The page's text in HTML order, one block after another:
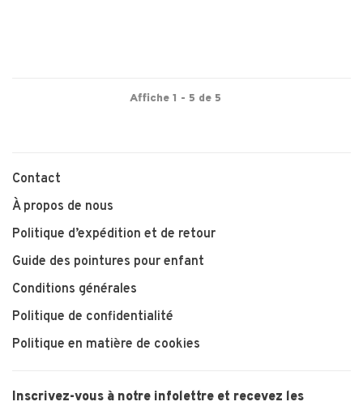
Affiche 1 - 5 de 5
Contact
À propos de nous
Politique d’expédition et de retour
Guide des pointures pour enfant
Conditions générales
Politique de confidentialité
Politique en matière de cookies
Inscrivez-vous à notre infolettre et recevez les